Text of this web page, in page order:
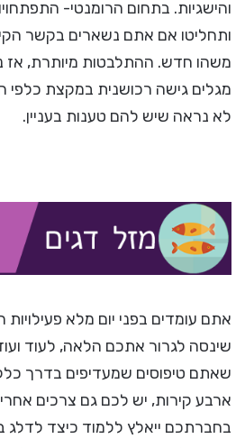
והישגיות. בתחום הרומנטי-
ותחליטו אם אתם נשארים בקשר
משהו חדש. ההתלבטות מיותרת, אז
מגלים גישה רכושנית במקצת כלפי
לא נראה שיש להם טענות בעניין.
אתם עומדים בפני יום מלא פעילויות
שינסה לגרור אתכם הלאה, לעוד
שאתם טיפוסים שמעדיפים בדרך
ארבע קירות, יש לכם גם צרכים
בחברתכם ייאלץ ללמוד כיצד לדלג